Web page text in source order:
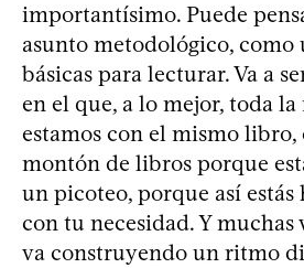
importantísimo. Puede
asunto metodológico, como
básicas para lecturar. Va a
en el que, a lo mejor, toda
estamos con el mismo libro,
montón de libros porque
un picoteo, porque así
con tu necesidad. Y muchas
va construyendo un ritmo